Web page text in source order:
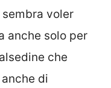
voler
anche solo per
che
di